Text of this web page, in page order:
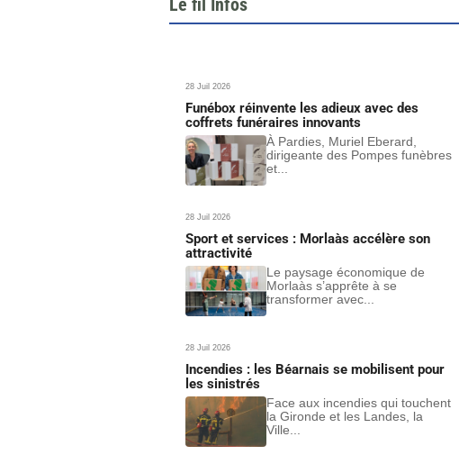
28 Juil 2026
Funébox réinvente les adieux avec des
coffrets funéraires innovants
À Pardies, Muriel Eberard,
dirigeante des Pompes funèbres
et...
28 Juil 2026
Sport et services : Morlaàs accélère son
attractivité
Le paysage économique de
Morlaàs s’apprête à se
transformer avec...
28 Juil 2026
Incendies : les Béarnais se mobilisent pour
les sinistrés
Face aux incendies qui touchent
la Gironde et les Landes, la
Ville...